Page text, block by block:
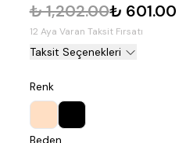
₺ 1,202.00₺ 601.00
12 Aya Varan Taksit Fırsatı
Taksit Seçenekleri
Renk
Beden